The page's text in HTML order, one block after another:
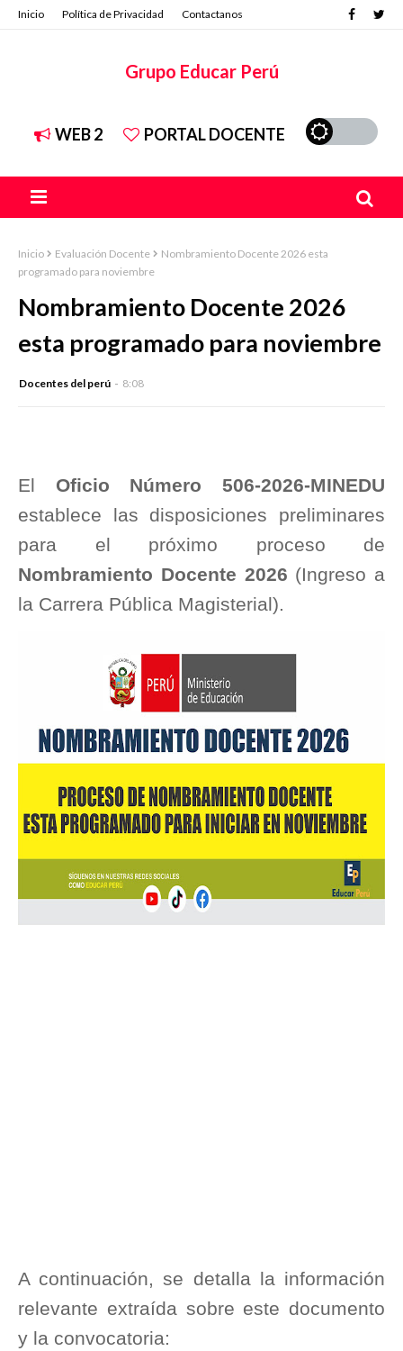
Inicio Política de Privacidad Contactanos
Grupo Educar Perú
WEB 2 PORTAL DOCENTE
Inicio Evaluación Docente
Nombramiento Docente 2026 esta
programado para noviembre
Nombramiento Docente 2026
esta programado para noviembre
Docentes del perú 8:08
El Oficio Número 506-2026-MINEDU
establece las disposiciones preliminares
para el próximo proceso de
Nombramiento Docente 2026 (Ingreso a
la Carrera Pública Magisterial).
A continuación, se detalla la información
relevante extraída sobre este documento
y la convocatoria: